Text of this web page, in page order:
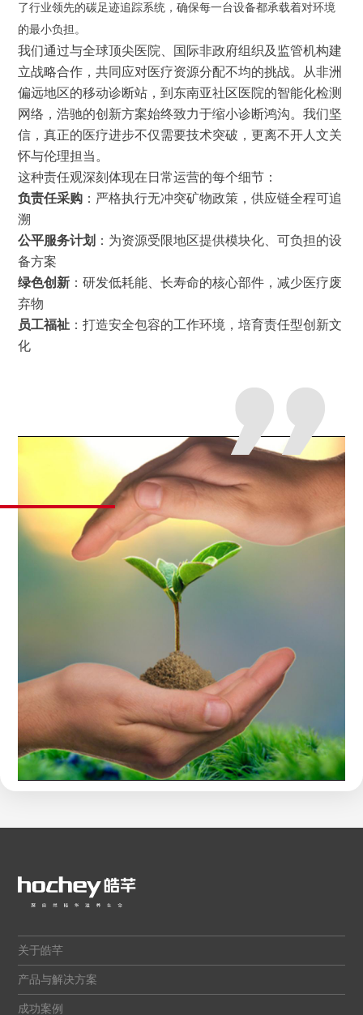
了行业领先的碳足迹追踪系统，确保每一台设备都承载着对环境
的最小负担。
我们通过与全球顶尖医院、国际非政府组织及监管机构建
立战略合作，共同应对医疗资源分配不均的挑战。从非洲
偏远地区的移动诊断站，到东南亚社区医院的智能化检测
网络，浩驰的创新方案始终致力于缩小诊断鸿沟。我们坚
信，真正的医疗进步不仅需要技术突破，更离不开人文关
怀与伦理担当。
这种责任观深刻体现在日常运营的每个细节：
负责任采购 ：严格执行无冲突矿物政策，供应链全程可追
溯
公平服务计划 ：为资源受限地区提供模块化、可负担的设
备方案
绿色创新 ：研发低耗能、长寿命的核心部件，减少医疗废
弃物
员工福祉 ：打造安全包容的工作环境，培育责任型创新文
化
OBLIGATION
关于皓芊
产品与解决方案
成功案例